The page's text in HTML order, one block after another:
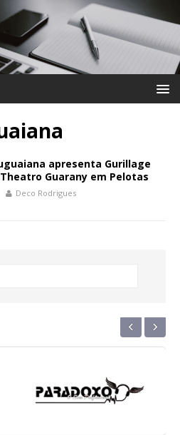
apresenta Gurillage
Guarany em Pelotas
Deco Rodrigues
‹ ›